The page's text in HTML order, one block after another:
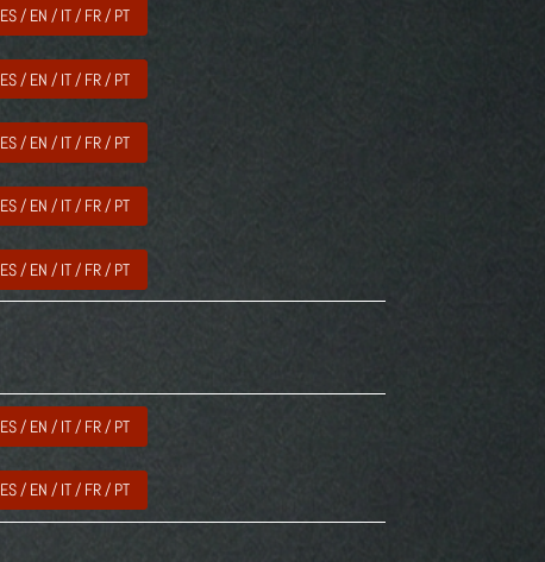
ES / EN / IT / FR / PT
ES / EN / IT / FR / PT
ES / EN / IT / FR / PT
ES / EN / IT / FR / PT
ES / EN / IT / FR / PT
ES / EN / IT / FR / PT
ES / EN / IT / FR / PT